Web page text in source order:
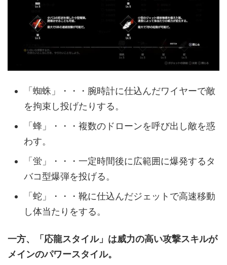
「蜘蛛」・・・腕時計に仕込んだワイヤーで敵
を拘束し投げたりする。
「蜂」・・・複数のドローンを呼び出し敵を惑
わす。
「蛍」・・・一定時間後に広範囲に爆発するタ
バコ型爆弾を投げる。
「蛇」・・・靴に仕込んだジェットで高速移動
し体当たりをする。
一方、「応龍スタイル」は威力の高い攻撃スキルが
メインのパワースタイル。